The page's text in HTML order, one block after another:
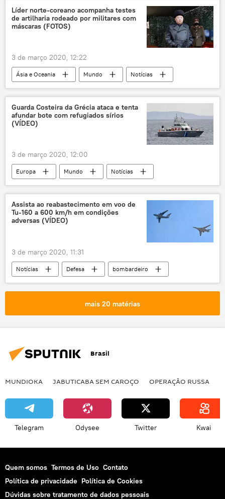
captura
resgate cobra venenosa
Líder norte-coreano acompanha testes
de artilharia rodeado por militares com
máscaras (FOTOS)
3 de março 2020, 12:22
Ásia e Oceania Mundo
Notícias
artilharia
teste militar
lançamento de foguetes
Kim Jong-un
máscara
Coreia do Norte
Guarda Costeira da Grécia ataca e tenta
afundar bote com refugiados sírios
(VÍDEO)
3 de março 2020, 12:00
Europa Mundo
Notícias
Guarda Costeira grega
refugiados sírios
barco
mar Mediterrâneo
União Europeia
Grécia
Assista ao reabastecimento em voo de
Tu-160 a 600 km/h em condições
adversas (VÍDEO)
3 de março 2020, 11:31
Notícias Defesa
bombardeiro
bombardeiro supersônico
Tu-160
Il-78
mais 20 matérias
Brasil
MUNDIOKA JABUTICABA SEM CAROÇO OPERAÇÃO RUSSA
Telegram Odysee Twitter Kwai
Quem somos Termos de Uso Contato
Política de privacidade Política de Cookies
Dúvidas sobre tratamento de dados pessoais